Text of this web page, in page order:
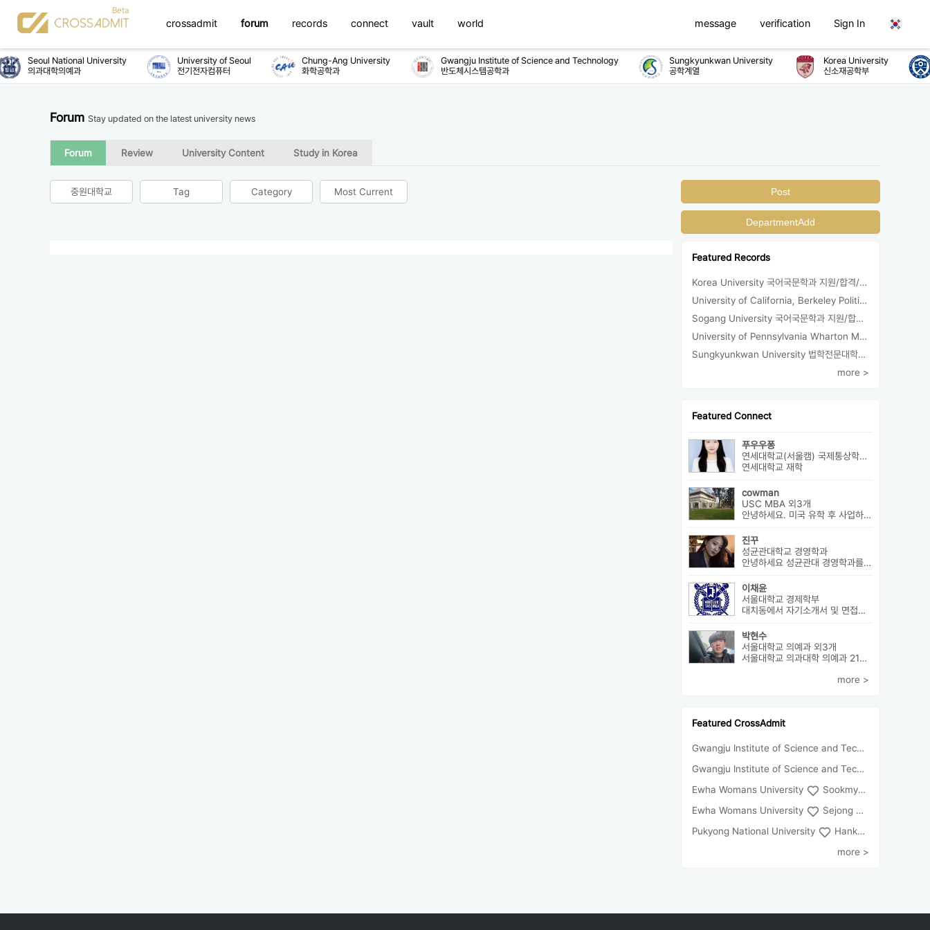
crossadmit forum records connect vault world message verification Sign In
Seoul National University
의과대학의예과
University of Seoul
전기전자컴퓨터
Chung-Ang University
화학공학과
Gwangju Institute of Science and Technology
반도체시스템공학과
Sungkyunkwan University
공학계열
Korea University
신소재공학부
Forum Stay updated on the latest university news
Forum Review University Content Study in Korea
중원대학교 Tag Category Most Current Post
DepartmentAdd
Featured Records
Korea University 국어국문학과 지원/합격/등록
University of California, Berkeley Political Science 지원/합격/등록
Sogang University 국어국문학과 지원/합격/등록
University of Pennsylvania Wharton MBA 합격/등록
Sungkyunkwan University 법학전문대학원 합격
more >
Featured Connect
푸우우퐁
연세대학교(서울캠) 국제통상학과 외3개
연세대학교 재학
cowman
USC MBA 외3개
안녕하세요. 미국 유학 후 사업하고 있습니다. 미국 유학 관련 전반...
진꾸
성균관대학교 경영학과
안녕하세요 성균관대 경영학과를 졸업하고 현재 패션 회사 기획자로 있습니...
이채윤
서울대학교 경제학부
대치동에서 자기소개서 및 면접에 대한 구체적인 상담 진행하고 있습니다....
박현수
서울대학교 의예과 외3개
서울대학교 의과대학 의예과 21학번으로 진학하게 될 박현수라고 합니다~
more >
Featured CrossAdmit
Gwangju Institute of Science and Technology
Gwangju Institute of Science and Technology
Ewha Womans University
Sookmyung Women's University
Ewha Womans University
Sejong University
Pukyong National University
Hankuk University of Foreign Studies(Global Campus
more >